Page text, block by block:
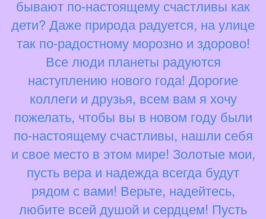
бывают по-настоящему счастливы как
дети? Даже природа радуется, на улице
так по-радостному морозно и здорово!
Все люди планеты радуются
наступлению нового года! Дорогие
коллеги и друзья, всем вам я хочу
пожелать, чтобы вы в новом году были
по-настоящему счастливы, нашли себя
и свое место в этом мире! Золотые мои,
пусть вера и надежда всегда будут
рядом с вами! Верьте, надейтесь,
любите всей душой и сердцем! Пусть